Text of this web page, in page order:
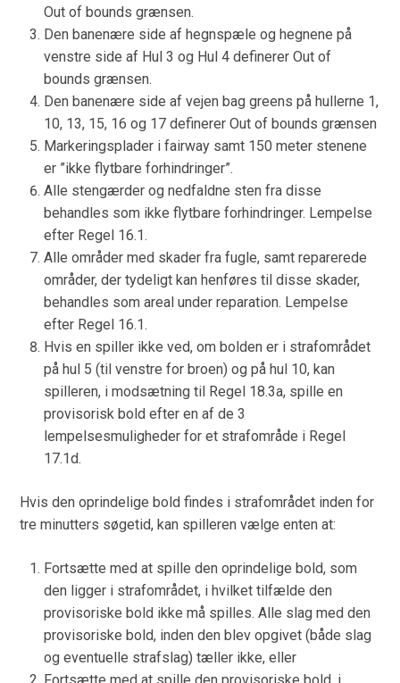
Out of bounds grænsen.
Den banenære side af hegnspæle og hegnene på
venstre side af Hul 3 og Hul 4 definerer Out of
bounds grænsen.
Den banenære side af vejen bag greens på hullerne 1,
10, 13, 15, 16 og 17 definerer Out of bounds grænsen
Markeringsplader i fairway samt 150 meter stenene
er ”ikke flytbare forhindringer”.
Alle stengærder og nedfaldne sten fra disse
behandles som ikke flytbare forhindringer. Lempelse
efter Regel 16.1.
Alle områder med skader fra fugle, samt reparerede
områder, der tydeligt kan henføres til disse skader,
behandles som areal under reparation. Lempelse
efter Regel 16.1.
Hvis en spiller ikke ved, om bolden er i strafområdet
på hul 5 (til venstre for broen) og på hul 10, kan
spilleren, i modsætning til Regel 18.3a, spille en
provisorisk bold efter en af de 3
lempelsesmuligheder for et strafområde i Regel
17.1d.
Hvis den oprindelige bold findes i strafområdet inden for
tre minutters søgetid, kan spilleren vælge enten at:
Fortsætte med at spille den oprindelige bold, som
den ligger i strafområdet, i hvilket tilfælde den
provisoriske bold ikke må spilles. Alle slag med den
provisoriske bold, inden den blev opgivet (både slag
og eventuelle strafslag) tæller ikke, eller